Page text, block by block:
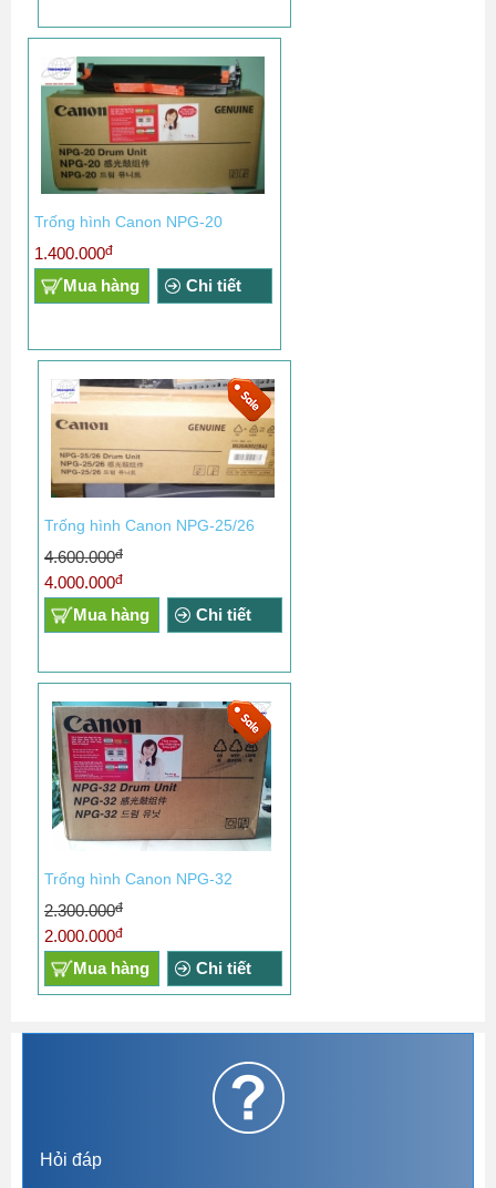
Trống hình Canon NPG-20
1.400.000đ
Mua hàng Chi tiết
Trống hình Canon NPG-25/26
4.600.000đ
4.000.000đ
Mua hàng Chi tiết
Trống hình Canon NPG-32
2.300.000đ
2.000.000đ
Mua hàng Chi tiết
Hỏi đáp